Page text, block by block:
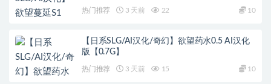
热门推荐 3 天前 22 10
【日系SLG/AI汉化/奇幻】欲望药水0.5 AI汉化
版【0.7G】
热门推荐 3 天前 15 10